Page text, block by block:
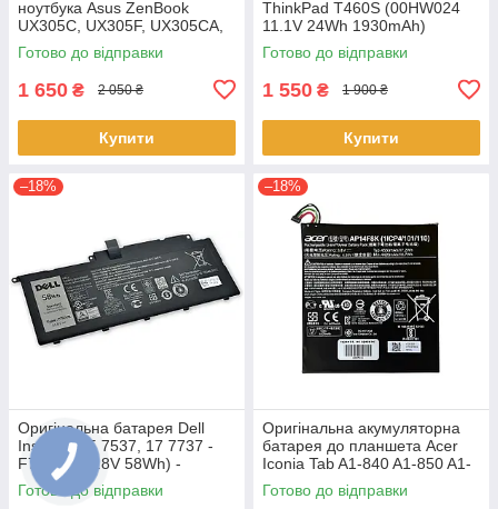
ноутбука Asus ZenBook
UX305C, UX305F, UX305CA,
UX305FA - C31N1411 (+11.4 V
45Wh) АКБ
Готово до відправки
1 650 ₴ 2 050 ₴
Купити
ThinkPad T460S (00HW024
11.1V 24Wh 1930mAh)
Акумулятор, АКБ для
ноутбука
Готово до відправки
1 550 ₴ 1 900 ₴
Купити
–18%
Оригінальна батарея Dell
Inspiron 15 7537, 17 7737 -
F7HVR (14.8V 58Wh) -
Акумулятор, АКБ
Готово до відправки
–18%
Оригінальна акумуляторна
батарея до планшета Acer
Iconia Tab A1-840 A1-850 A1-
860 One 8 B1-810 B1-820 B1-
830 - AP14F8K
Готово до відправки